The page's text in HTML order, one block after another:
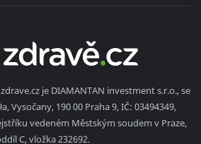
je DIAMANTAN investment s.r.o., se
Vysočany, 190 00 Praha 9, IČ: 03494349,
vedeném Městským soudem v Praze,
C, vložka 232692.